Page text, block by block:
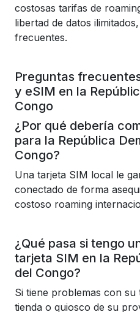
costosas tarifas de
libertad de datos
frecuentes.
Preguntas
y eSIM en la
Congo
¿Por qué debería
para la República
Congo?
Una tarjeta SIM local le
conectado de forma
costoso roaming
¿Qué pasa si tengo
tarjeta SIM en la
del Congo?
Si tiene problemas con su
tienda o quiosco de su